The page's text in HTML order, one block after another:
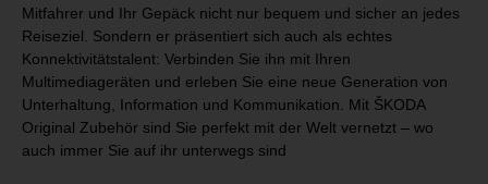
Mitfahrer und Ihr Gepäck nicht nur bequem und sicher an jedes
Reiseziel. Sondern er präsentiert sich auch als echtes
Konnektivitätstalent: Verbinden Sie ihn mit Ihren
Multimediageräten und erleben Sie eine neue Generation von
Unterhaltung, Information und Kommunikation. Mit ŠKODA
Original Zubehör sind Sie perfekt mit der Welt vernetzt – wo
auch immer Sie auf ihr unterwegs sind